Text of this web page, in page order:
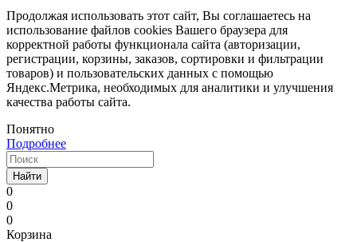
Продолжая использовать этот сайт, Вы соглашаетесь на
использование файлов cookies Вашего браузера для
корректной работы функционала сайта (авторизации,
регистрации, корзины, заказов, сортировки и фильтрации
товаров) и пользовательских данных с помощью
Яндекс.Метрика, необходимых для аналитики и улучшения
качества работы сайта.
Понятно
Подробнее
Найти
0
0
0
Корзина